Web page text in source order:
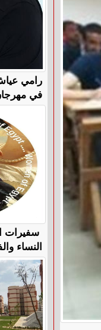
رامي
في
سفيرات
النساء